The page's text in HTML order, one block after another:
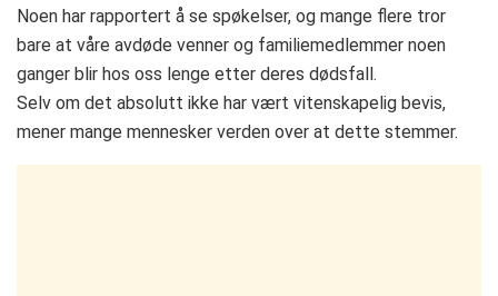
Noen har rapportert å se spøkelser, og mange flere tror
bare at våre avdøde venner og familiemedlemmer noen
ganger blir hos oss lenge etter deres dødsfall.
Selv om det absolutt ikke har vært vitenskapelig bevis,
mener mange mennesker verden over at dette stemmer.